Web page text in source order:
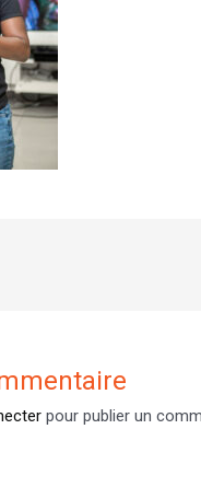
pour publier un